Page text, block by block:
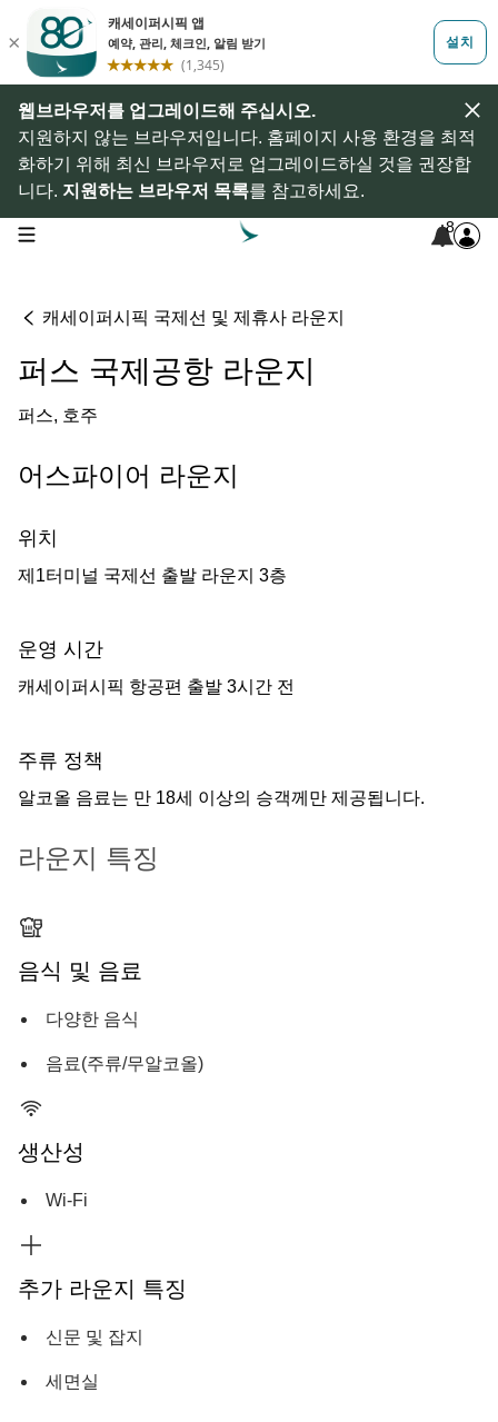
웹브라우저를 업그레이드해 주십시오.
지원하지 않는 브라우저입니다. 홈페이지 사용 환경을 최적
화하기 위해 최신 브라우저로 업그레이드하실 것을 권장합
니다. 지원하는 브라우저 목록를 참고하세요.
open navigation menu 8
캐세이퍼시픽 국제선 및 제휴사 라운지
퍼스 국제공항 라운지
퍼스, 호주
어스파이어 라운지
위치
제1터미널 국제선 출발 라운지 3층
운영 시간
캐세이퍼시픽 항공편 출발 3시간 전
주류 정책
알코올 음료는 만 18세 이상의 승객께만 제공됩니다.
라운지 특징
음식 및 음료
다양한 음식
음료(주류/무알코올)
생산성
Wi-Fi
추가 라운지 특징
신문 및 잡지
세면실